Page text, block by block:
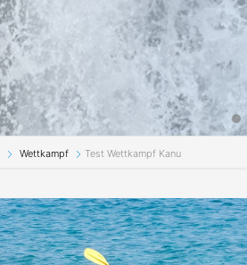
Wettkampf Test Wettkampf Kanu